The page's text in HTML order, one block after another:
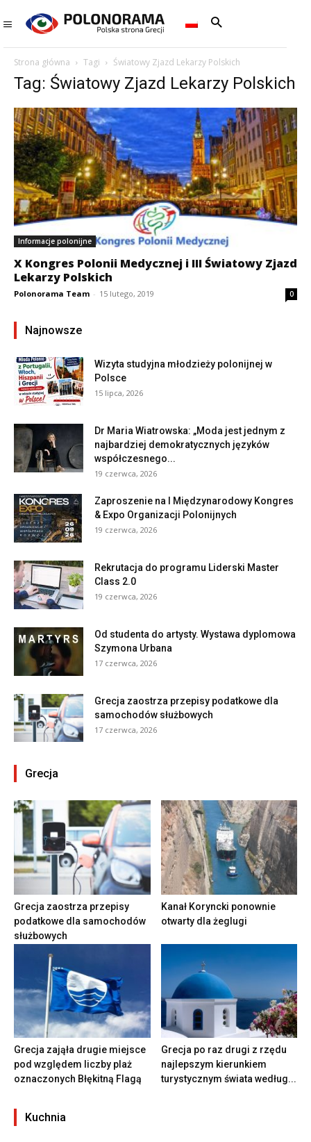
Strona główna Tagi Światowy Zjazd Lekarzy Polskich
Tag: Światowy Zjazd Lekarzy Polskich
Informacje polonijne
X Kongres Polonii Medycznej i III Światowy Zjazd
Lekarzy Polskich
Polonorama Team - 15 lutego, 2019 0
Najnowsze
Wizyta studyjna młodzieży polonijnej w
Polsce
15 lipca, 2026
Dr Maria Wiatrowska: „Moda jest jednym z
najbardziej demokratycznych języków
współczesnego...
19 czerwca, 2026
Zaproszenie na I Międzynarodowy Kongres
& Expo Organizacji Polonijnych
19 czerwca, 2026
Rekrutacja do programu Liderski Master
Class 2.0
19 czerwca, 2026
Od studenta do artysty. Wystawa dyplomowa
Szymona Urbana
17 czerwca, 2026
Grecja zaostrza przepisy podatkowe dla
samochodów służbowych
17 czerwca, 2026
Grecja
Grecja zaostrza przepisy
podatkowe dla samochodów
służbowych
Kanał Koryncki ponownie
otwarty dla żeglugi
Grecja zająła drugie miejsce
pod względem liczby plaż
oznaczonych Błękitną Flagą
Grecja po raz drugi z rzędu
najlepszym kierunkiem
turystycznym świata według...
Kuchnia